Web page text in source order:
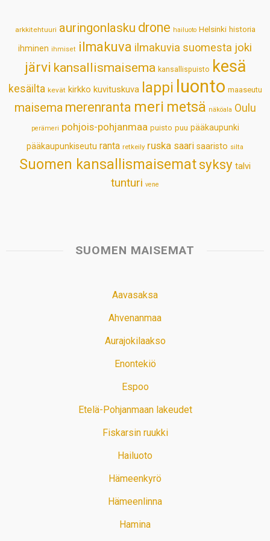
p
k
n
s
t
arkkitehtuuri auringonlasku drone hailuoto Helsinki historia
ihminen ihmiset ilmakuva ilmakuvia suomesta joki
järvi kansallismaisema kansallispuisto kesä
kesäilta kevät kirkko kuvituskuva lappi luonto maaseutu
maisema merenranta meri metsä näköala Oulu
perämeri pohjois-pohjanmaa puisto puu pääkaupunki
pääkaupunkiseutu ranta retkeily ruska saari saaristo silta
Suomen kansallismaisematsyksy talvi
tunturi vene
SUOMEN MAISEMAT
Aavasaksa
Ahvenanmaa
Aurajokilaakso
Enontekiö
Espoo
Etelä-Pohjanmaan lakeudet
Fiskarsin ruukki
Hailuoto
Hämeenkyrö
Hämeenlinna
Hamina